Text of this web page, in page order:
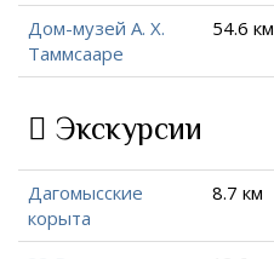
Дом-музей А. Х.
Таммсааре
54.6 км
Экскурсии
Дагомысские
корыта
8.7 км